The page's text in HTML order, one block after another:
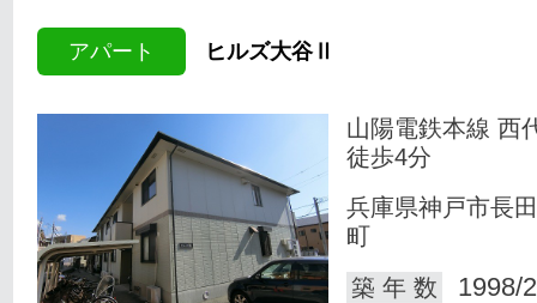
アパート ヒルズ大谷Ⅱ
山陽電鉄本線 西
徒歩4分
兵庫県神戸市長
町
築 年 数
1998/